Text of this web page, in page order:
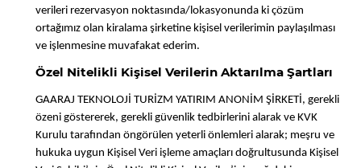
verileri rezervasyon noktasında/lokasyonunda ki çözüm
ortağımız olan kiralama şirketine kişisel verilerimin paylaşılması
ve işlenmesine muvafakat ederim.
Özel Nitelikli Kişisel Verilerin Aktarılma Şartları
GAARAJ TEKNOLOJİ TURİZM YATIRIM ANONİM ŞİRKETİ, gerekli
özeni göstererek, gerekli güvenlik tedbirlerini alarak ve KVK
Kurulu tarafından öngörülen yeterli önlemleri alarak; meşru ve
hukuka uygun Kişisel Veri işleme amaçları doğrultusunda Kişisel